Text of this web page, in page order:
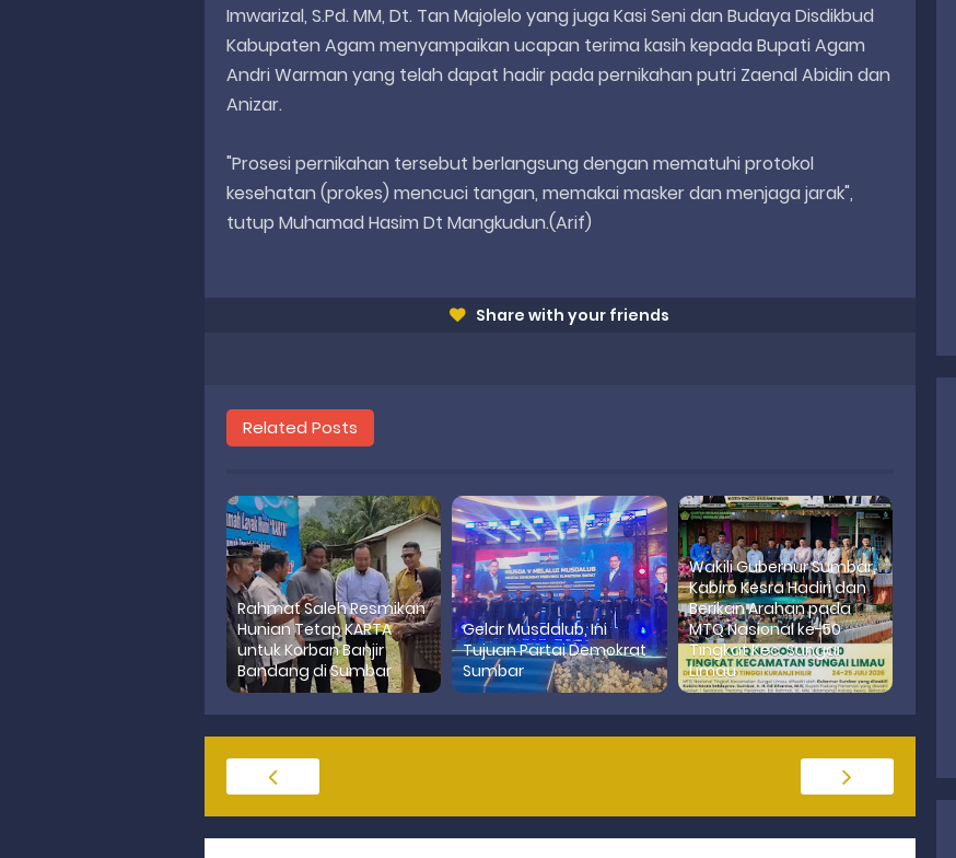
Imwarizal, S.Pd. MM, Dt. Tan Majolelo yang juga Kasi Seni dan Budaya Disdikbud
Kabupaten Agam menyampaikan ucapan terima kasih kepada Bupati Agam
Andri Warman yang telah dapat hadir pada pernikahan putri Zaenal Abidin dan
Anizar.
"Prosesi pernikahan tersebut berlangsung dengan mematuhi protokol
kesehatan (prokes) mencuci tangan, memakai masker dan menjaga jarak",
tutup Muhamad Hasim Dt Mangkudun.(Arif)
Share with your friends
Related Posts
Rahmat Saleh Resmikan
Hunian Tetap KARTA
untuk Korban Banjir
Bandang di Sumbar
Gelar Musdalub, Ini
Tujuan Partai Demokrat
Sumbar
Wakili Gubernur Sumbar,
Kabiro Kesra Hadiri dan
Berikan Arahan pada
MTQ Nasional ke-50
Tingkat Kec. Sungai
Limau